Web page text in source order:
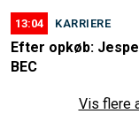
13:04 KARRIERE
Efter opkøb:
BEC
Vis flere